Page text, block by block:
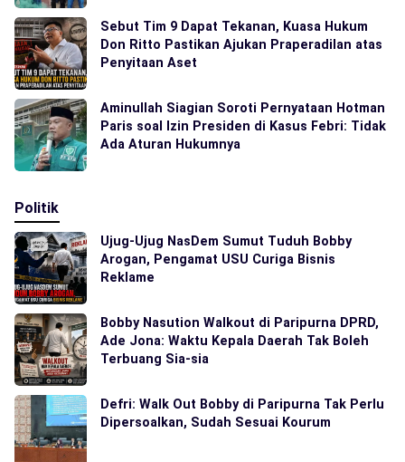
Sebut Tim 9 Dapat Tekanan, Kuasa Hukum
Don Ritto Pastikan Ajukan Praperadilan atas
Penyitaan Aset
Aminullah Siagian Soroti Pernyataan Hotman
Paris soal Izin Presiden di Kasus Febri: Tidak
Ada Aturan Hukumnya
Politik
Ujug-Ujug NasDem Sumut Tuduh Bobby
Arogan, Pengamat USU Curiga Bisnis
Reklame
Bobby Nasution Walkout di Paripurna DPRD,
Ade Jona: Waktu Kepala Daerah Tak Boleh
Terbuang Sia-sia
Defri: Walk Out Bobby di Paripurna Tak Perlu
Dipersoalkan, Sudah Sesuai Kourum